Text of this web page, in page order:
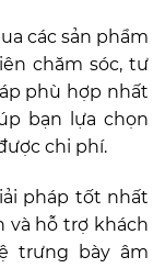
các sản phẩm
chăm sóc, tư
phù hợp nhất
bạn lựa chọn
chi phí.
pháp tốt nhất
và hỗ trợ khách
trưng bày âm